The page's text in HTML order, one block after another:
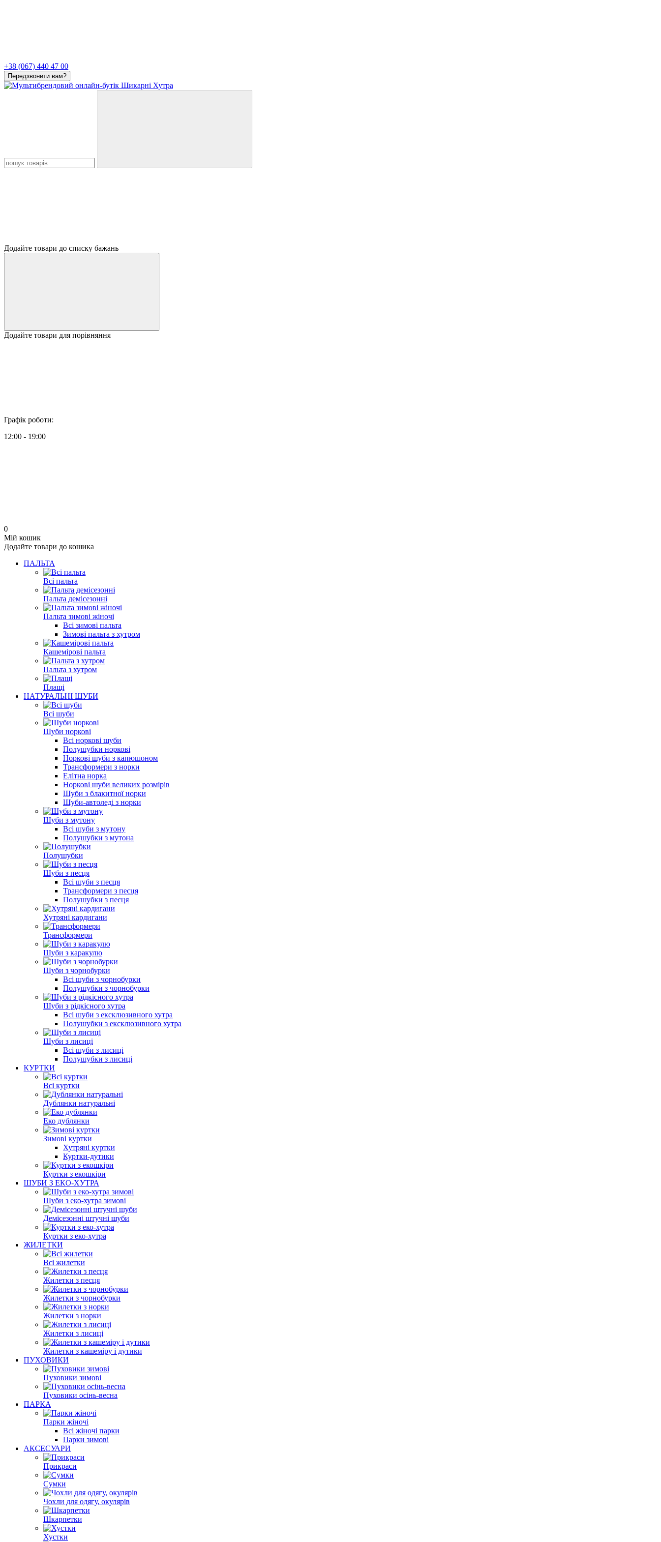
+38 (067) 440 47 00
Передзвонити вам?
Додайте товари до списку бажань
Додайте товари для порівняння
Графік роботи:
12:00 - 19:00
0
Мій кошик
Додайте товари до кошика
ПАЛЬТА
Всі пальта
Пальта демісезонні
Пальта зимові жіночі
Всі зимові пальта
Зимові пальта з хутром
Кашемірові пальта
Пальта з хутром
Плащі
НАТУРАЛЬНІ ШУБИ
Всі шуби
Шуби норкові
Всі норкові шуби
Полушубки норкові
Норкові шуби з капюшоном
Трансформери з норки
Елітна норка
Норкові шуби великих розмірів
Шуби з блакитної норки
Шуби-автоледі з норки
Шуби з мутону
Всі шуби з мутону
Полушубки з мутона
Полушубки
Шуби з песця
Всі шуби з песця
Трансформери з песця
Полушубки з песця
Хутряні кардигани
Трансформери
Шуби з каракулю
Шуби з чорнобурки
Всі шуби з чорнобурки
Полушубки з чорнобурки
Шуби з рідкісного хутра
Всі шуби з ексклюзивного хутра
Полушубки з ексклюзивного хутра
Шуби з лисиці
Всі шуби з лисиці
Полушубки з лисиці
КУРТКИ
Всі куртки
Дублянки натуральні
Еко дублянки
Зимові куртки
Хутряні куртки
Куртки-дутики
Куртки з екошкіри
ШУБИ З ЕКО-ХУТРА
Шуби з еко-хутра зимові
Демісезонні штучні шуби
Куртки з еко-хутра
ЖИЛЕТКИ
Всі жилетки
Жилетки з песця
Жилетки з чорнобурки
Жилетки з норки
Жилетки з лисиці
Жилетки з кашеміру і дутики
ПУХОВИКИ
Пуховики зимові
Пуховики осінь-весна
ПАРКА
Парки жіночі
Всі жіночі парки
Парки зимові
АКСЕСУАРИ
Прикраси
Сумки
Чохли для одягу, окулярів
Шкарпетки
Хустки